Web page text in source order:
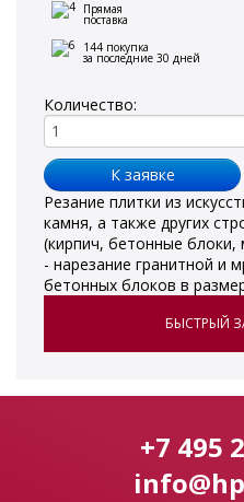
Прямая
поставка
144 покупка
за последние 30 дней
Количество:
Резание плитки из
камня, а также других
(кирпич, бетонные
- нарезание гранитной и
бетонных блоков в
БЫСТРЫЙ
+7 495